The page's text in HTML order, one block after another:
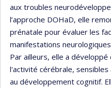
aux troubles
l’approche DOHaD, elle
prénatale pour évaluer les
manifestations
Par ailleurs, elle a
l'activité cérébrale,
au développement cognitif.